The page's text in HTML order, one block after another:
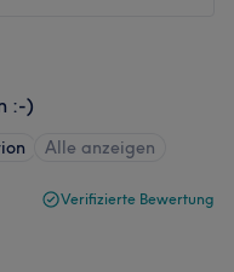
:-)
Alle anzeigen
Verifizierte Bewertung